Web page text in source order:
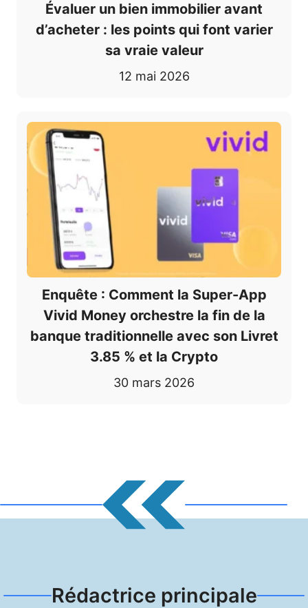
Évaluer un bien immobilier avant
d’acheter : les points qui font varier
sa vraie valeur
12 mai 2026
Enquête : Comment la Super-App
Vivid Money orchestre la fin de la
banque traditionnelle avec son Livret
3.85 % et la Crypto
30 mars 2026
Rédactrice principale